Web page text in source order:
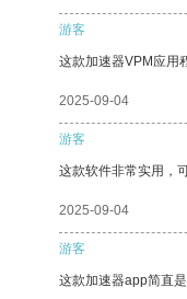
游客
这款加速器VPM应用
2025-09-04
游客
这款软件非常实用，
2025-09-04
游客
这款加速器app简直